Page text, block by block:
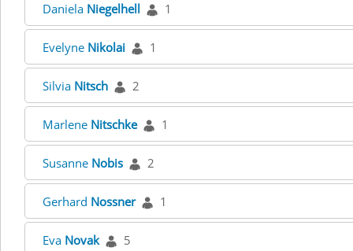
Daniela Niegelhell 1
Evelyne Nikolai 1
Silvia Nitsch 2
Marlene Nitschke 1
Susanne Nobis 2
Gerhard Nossner 1
Eva Novak 5